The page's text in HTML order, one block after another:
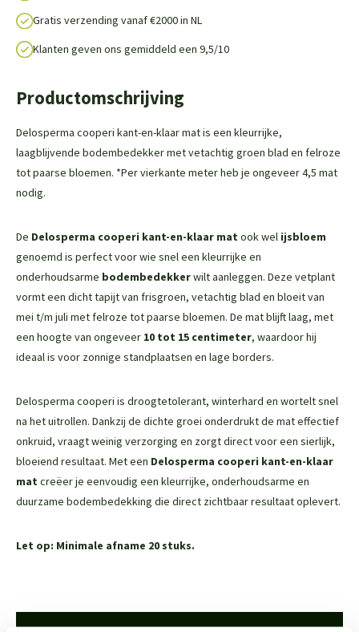
Gratis verzending vanaf €2000 in NL
Klanten geven ons gemiddeld een 9,5/10
Productomschrijving
Delosperma cooperi kant-en-klaar mat is een kleurrijke,
laagblijvende bodembedekker met vetachtig groen blad en felroze
tot paarse bloemen. *Per vierkante meter heb je ongeveer 4,5 mat
nodig.
De Delosperma cooperi kant-en-klaar mat ook wel ijsbloem
genoemd is perfect voor wie snel een kleurrijke en
onderhoudsarme bodembedekkerwilt aanleggen. Deze vetplant
vormt een dicht tapijt van frisgroen, vetachtig blad en bloeit van
mei t/m juli met felroze tot paarse bloemen. De mat blijft laag, met
een hoogte van ongeveer 10 tot 15 centimeter, waardoor hij
ideaal is voor zonnige standplaatsen en lage borders.
Delosperma cooperi is droogtetolerant, winterhard en wortelt snel
na het uitrollen. Dankzij de dichte groei onderdrukt de mat effectief
onkruid, vraagt weinig verzorging en zorgt direct voor een sierlijk,
bloeiend resultaat. Met een Delosperma cooperi kant-en-klaar
mat creëer je eenvoudig een kleurrijke, onderhoudsarme en
duurzame bodembedekking die direct zichtbaar resultaat oplevert.
Let op: Minimale afname 20 stuks.